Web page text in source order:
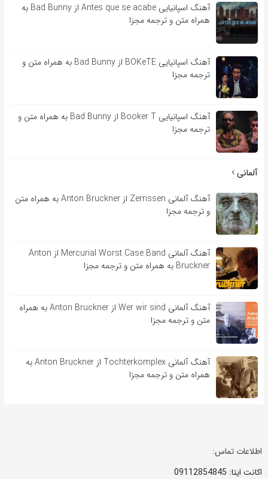
آهنگ اسپانیایی Antes que se acabe از Bad Bunny به
همراه متن و ترجمه مجزا
آهنگ اسپانیایی BOKeTE از Bad Bunny به همراه متن و
ترجمه مجزا
آهنگ اسپانیایی Booker T از Bad Bunny به همراه متن و
ترجمه مجزا
آلمانی
آهنگ آلمانی Zerrissen از Anton Bruckner به همراه متن
و ترجمه مجزا
آهنگ آلمانی Mercurial Worst Case Band از Anton
Bruckner به همراه متن و ترجمه مجزا
آهنگ آلمانی Wer wir sind از Anton Bruckner به همراه
متن و ترجمه مجزا
آهنگ آلمانی Tochterkomplex از Anton Bruckner به
همراه متن و ترجمه مجزا
اطلاعات تماس:
اکانت ایتا: 09112854845